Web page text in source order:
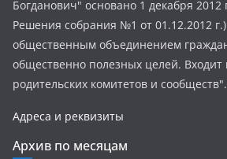
Богданович" основано 1 декабря 2012
Решения собрания №1 от 01.12.2012
общественным объединением
общественно полезных целей.
родительских комитетов и сообществ".
Адреса и реквизиты
Архив по месяцам